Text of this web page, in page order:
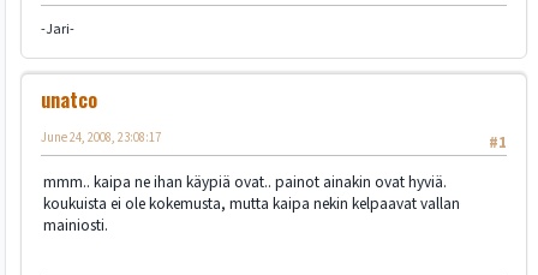
-Jari-
unatco
#1
June 24, 2008, 23:08:17
mmm.. kaipa ne ihan käypiä ovat.. painot ainakin ovat hyviä.
koukuista ei ole kokemusta, mutta kaipa nekin kelpaavat vallan
mainiosti.